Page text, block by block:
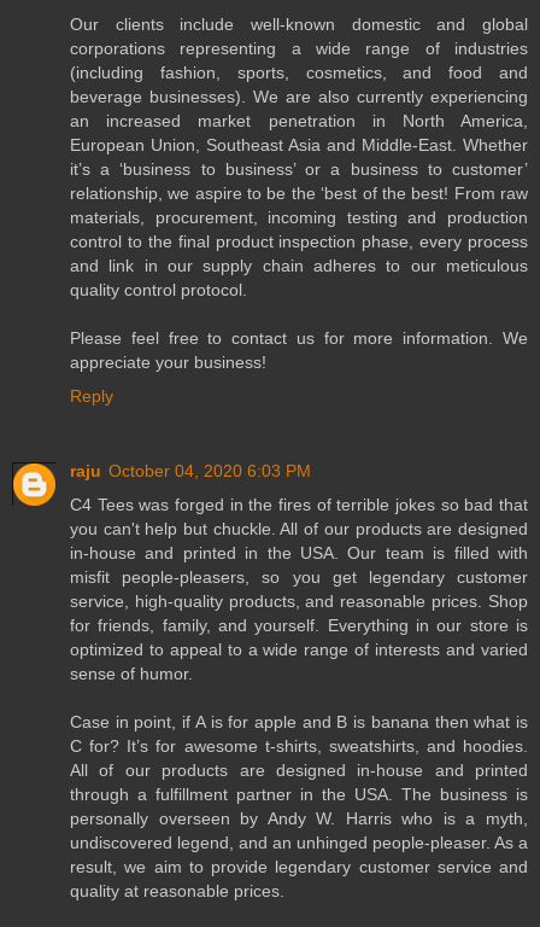
Our clients include well-known domestic and global
corporations representing a wide range of industries
(including fashion, sports, cosmetics, and food and
beverage businesses). We are also currently experiencing
an increased market penetration in North America,
European Union, Southeast Asia and Middle-East. Whether
it’s a ‘business to business’ or a business to customer’
relationship, we aspire to be the ‘best of the best! From raw
materials, procurement, incoming testing and production
control to the final product inspection phase, every process
and link in our supply chain adheres to our meticulous
quality control protocol.
Please feel free to contact us for more information. We
appreciate your business!
Reply
raju October 04, 2020 6:03 PM
C4 Tees was forged in the fires of terrible jokes so bad that
you can't help but chuckle. All of our products are designed
in-house and printed in the USA. Our team is filled with
misfit people-pleasers, so you get legendary customer
service, high-quality products, and reasonable prices. Shop
for friends, family, and yourself. Everything in our store is
optimized to appeal to a wide range of interests and varied
sense of humor.
Case in point, if A is for apple and B is banana then what is
C for? It’s for awesome t-shirts, sweatshirts, and hoodies.
All of our products are designed in-house and printed
through a fulfillment partner in the USA. The business is
personally overseen by Andy W. Harris who is a myth,
undiscovered legend, and an unhinged people-pleaser. As a
result, we aim to provide legendary customer service and
quality at reasonable prices.